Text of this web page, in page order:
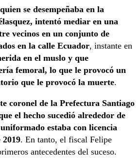
se desempeñaba en la
intentó mediar en una
vecinos en un conjunto de
en la calle Ecuador, instante en
en el muslo y que
femoral, lo que le provocó un
que le provocó la muerte.
coronel de la Prefectura Santiago
el hecho sucedió alrededor de
estaba con licencia
2019. En tanto, el fiscal Felipe
antecedentes del suceso.